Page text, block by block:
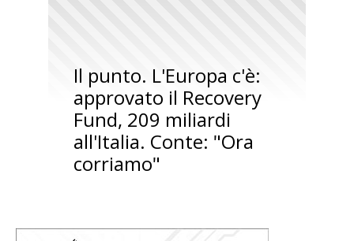
Il punto. L'Europa c'è:
approvato il Recovery
Fund, 209 miliardi
all'Italia. Conte: "Ora
corriamo"